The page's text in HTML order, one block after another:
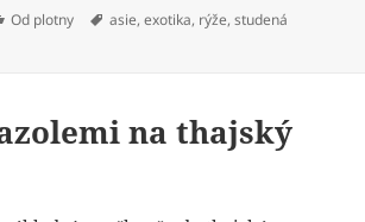
Rubriky:
Od plotny Štítky:
asie,exotika, rýže,studená
s názvem Takové české domácké suši
na thajský